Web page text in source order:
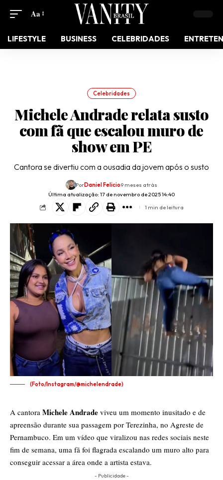
Aa
LIFESTYLE BUSINESS CELEBRIDADES
Celebridades
Michele Andrade relata susto
com fã que escalou muro de
show em PE
Cantora se divertiu com a ousadia da jovem após o susto
Última atualização: 17 de novembro de 2025 14:40
PorDaniel Felicio9 meses atrás
1 min de leitura
(Foto/Instagram/@michelendrade)
A cantora Michele Andrade viveu um momento inusitado e de
apreensão durante sua passagem por Terezinha, no Agreste de
Pernambuco. Em um vídeo que viralizou nas redes sociais neste
fim de semana, uma fã foi flagrada escalando um muro alto para
conseguir acessar a área onde a artista estava.
- Publicidade -